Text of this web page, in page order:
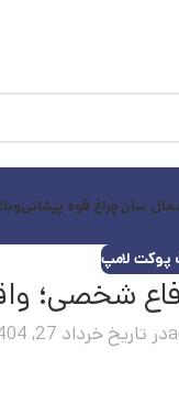
سانچراغ قوه پیشانی
پوکت لامپ
شخصی؛
در تاریخ خرداد 27, 1404